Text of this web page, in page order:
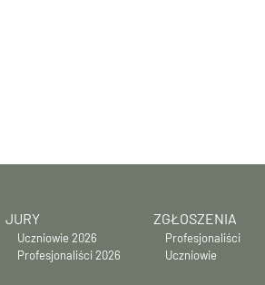
JURY
Uczniowie 2026
Profesjonaliści 2026
ZGŁOSZENIA
Profesjonaliści
Uczniowie